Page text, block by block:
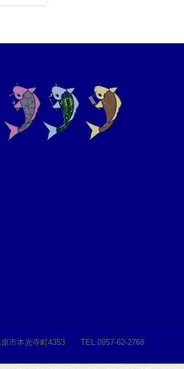
本光寺町4353 TEL:0957-62-2768